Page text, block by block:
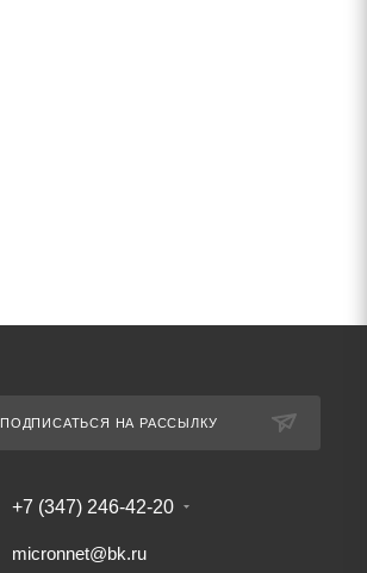
ПОДПИСАТЬСЯ НА РАССЫЛКУ
+7 (347) 246-42-20
micronnet@bk.ru